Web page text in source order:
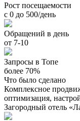
Рост посещаемости
с 0 до 500/день
Обращений в день
от 7-10
Запросы в Топе
более 70%
Что было сделано
Комплексное
оптимизация,
Загородный отель